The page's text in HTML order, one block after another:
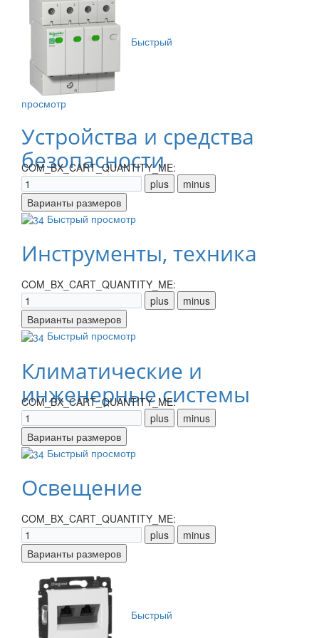
Быстрый
просмотр
Устройства и средства
безопасности
COM_BX_CART_QUANTITY_ME:
Быстрый просмотр
Инструменты, техника
COM_BX_CART_QUANTITY_ME:
Быстрый просмотр
Климатические и
инженерные системы
COM_BX_CART_QUANTITY_ME:
Быстрый просмотр
Освещение
COM_BX_CART_QUANTITY_ME:
Быстрый